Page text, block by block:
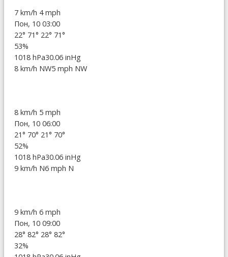
7 km/h 4 mph
Пон, 10 03:00
22° 71° 22° 71°
53%
1018 hPa30.06 inHg
8 km/h NW5 mph NW
8 km/h 5 mph
Пон, 10 06:00
21° 70° 21° 70°
52%
1018 hPa30.06 inHg
9 km/h N6 mph N
9 km/h 6 mph
Пон, 10 09:00
28° 82° 28° 82°
32%